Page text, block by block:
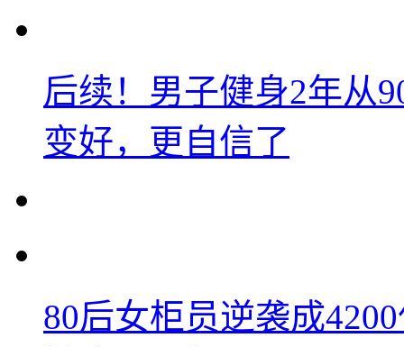
后续！男子健身2年从
变好，更自信了
80后女柜员逆袭成